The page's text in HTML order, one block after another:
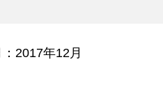
2017年12月